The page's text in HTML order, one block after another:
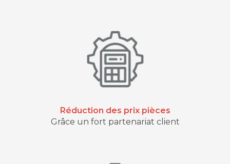
Réduction des prix pièces
Grâce un fort partenariat client